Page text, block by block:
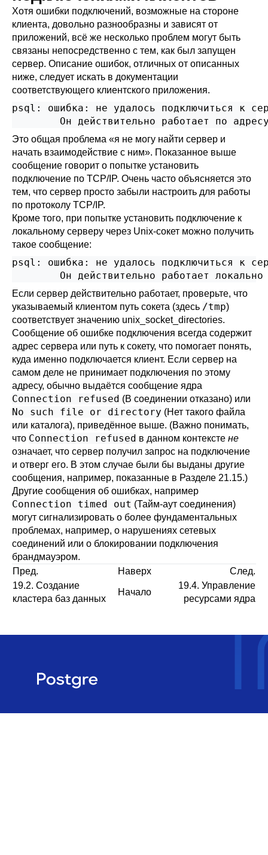
Хотя ошибки подключений, возможные на стороне
клиента, довольно разнообразны и зависят от
приложений, всё же несколько проблем могут быть
связаны непосредственно с тем, как был запущен
сервер. Описание ошибок, отличных от описанных
ниже, следует искать в документации
соответствующего клиентского приложения.
psql: ошибка: не удалось подключиться к
Это общая проблема «я не могу найти сервер и
начать взаимодействие с ним». Показанное выше
сообщение говорит о попытке установить
подключение по TCP/IP. Очень часто объясняется это
тем, что сервер просто забыли настроить для работы
по протоколу TCP/IP.
Кроме того, при попытке установить подключение к
локальному серверу через Unix-сокет можно получить
такое сообщение:
psql: ошибка: не удалось подключиться к
Если сервер действительно работает, проверьте, что
указываемый клиентом путь сокета (здесь /tmp)
соответствует значению unix_socket_directories.
Сообщение об ошибке подключения всегда содержит
адрес сервера или путь к сокету, что помогает понять,
куда именно подключается клиент. Если сервер на
самом деле не принимает подключения по этому
адресу, обычно выдаётся сообщение ядра
Connection refused (В соединении отказано) или
No such file or directory (Нет такого файла
или каталога), приведённое выше. (Важно понимать,
что Connection refused в данном контексте не
означает, что сервер получил запрос на подключение
и отверг его. В этом случае были бы выданы другие
сообщения, например, показанные в Разделе 21.15.)
Другие сообщения об ошибках, например
Connection timed out (Тайм-аут соединения)
могут сигнализировать о более фундаментальных
проблемах, например, о нарушениях сетевых
соединений или о блокировании подключения
брандмауэром.
Пред.
Наверх
След.
19.2. Создание
кластера баз данных
Начало
19.4. Управление
ресурсами ядра